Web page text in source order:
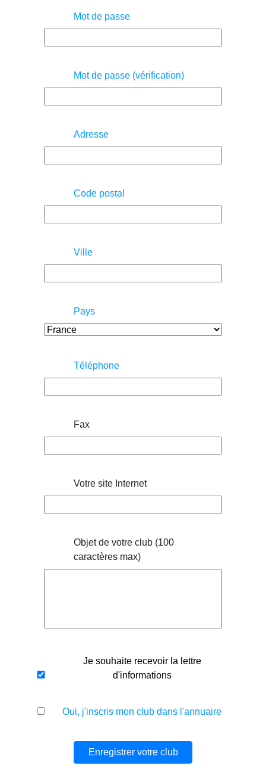
Mot de passe
Mot de passe (vérification)
Adresse
Code postal
Ville
Pays
Téléphone
Fax
Votre site Internet
Objet de votre club (100
caractères max)
Je souhaite recevoir la lettre
d'informations
Oui, j'inscris mon club dans l'annuaire